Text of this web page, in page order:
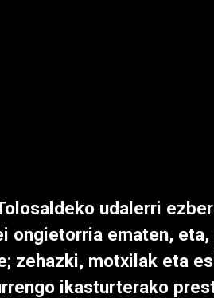
udalerri
ongietorria ematen,
zehazki, motxilak eta
ikasturterako